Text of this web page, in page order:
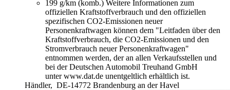
199 g/km (komb.) Weitere Informationen zum
offiziellen Kraftstoffverbrauch und den offiziellen
spezifischen CO2-Emissionen neuer
Personenkraftwagen können dem "Leitfaden über den
Kraftstoffverbrauch, die CO2-Emissionen und den
Stromverbrauch neuer Personenkraftwagen"
entnommen werden, der an allen Verkaufsstellen und
bei der Deutschen Automobil Treuhand GmbH
unter www.dat.de unentgeltlich erhältlich ist.
Händler, DE-14772 Brandenburg an der Havel